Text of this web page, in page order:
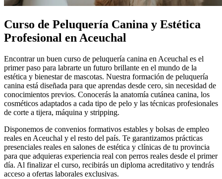
Curso de Peluquería Canina y Estética
Profesional en Aceuchal
Encontrar un buen curso de peluquería canina en Aceuchal es el
primer paso para labrarte un futuro brillante en el mundo de la
estética y bienestar de mascotas. Nuestra formación de peluquería
canina está diseñada para que aprendas desde cero, sin necesidad de
conocimientos previos. Conocerás la anatomía cutánea canina, los
cosméticos adaptados a cada tipo de pelo y las técnicas profesionales
de corte a tijera, máquina y stripping.
Disponemos de convenios formativos estables y bolsas de empleo
reales en Aceuchal y el resto del país. Te garantizamos prácticas
presenciales reales en salones de estética y clínicas de tu provincia
para que adquieras experiencia real con perros reales desde el primer
día. Al finalizar el curso, recibirás un diploma acreditativo y tendrás
acceso a ofertas laborales exclusivas.